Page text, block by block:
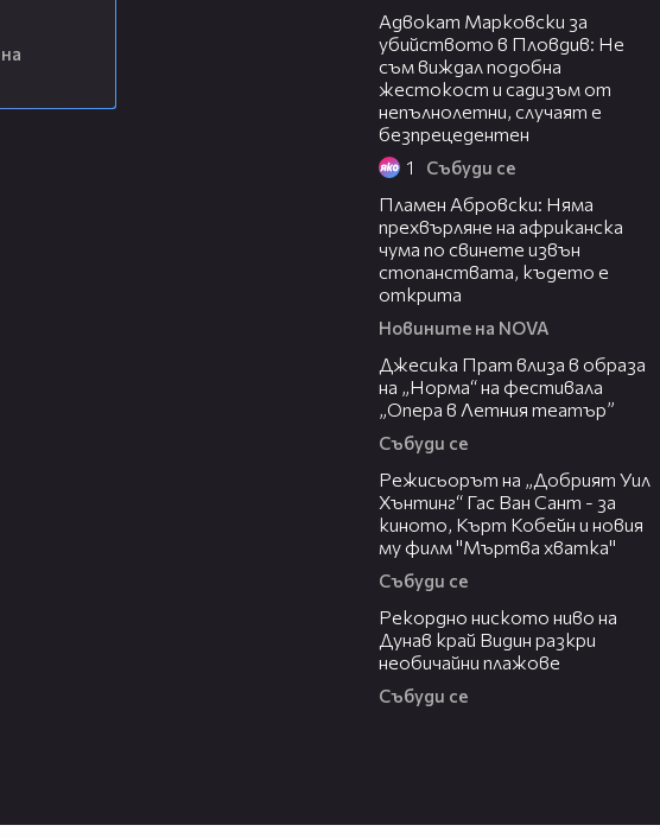
Адвокат Марковски за
убийството в Пловдив: Не
съм виждал подобна
жестокост и садизъм от
непълнолетни, случаят е
безпрецедентен
1 Събуди се
Пламен Абровски: Няма
прехвърляне на африканска
чума по свинете извън
стопанствата, където е
открита
Новините на NOVA
Джесика Прат влиза в образа
на „Норма“ на фестивала
„Опера в Летния театър”
Събуди се
Режисьорът на „Добрият Уил
Хънтинг“ Гас Ван Сант - за
киното, Кърт Кобейн и новия
му филм "Мъртва хватка"
Събуди се
Рекордно ниското ниво на
Дунав край Видин разкри
необичайни плажове
Събуди се